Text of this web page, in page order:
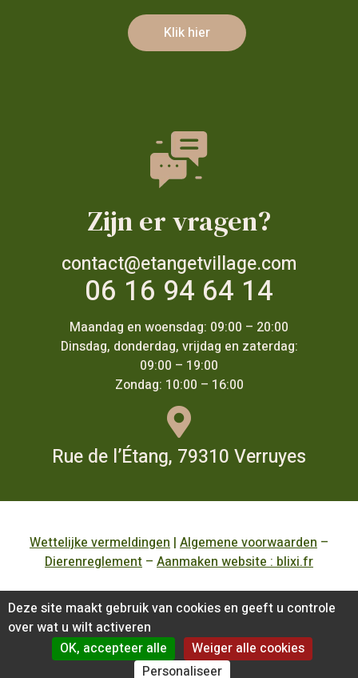
Zijn er vragen?
contact@etangetvillage.com
06 16 94 64 14
Maandag en woensdag: 09:00 – 20:00
Dinsdag, donderdag, vrijdag en zaterdag:
09:00 – 19:00
Zondag: 10:00 – 16:00
Rue de l’Étang, 79310 Verruyes
Klik hier
Wettelijke vermeldingen | Algemene voorwaarden –
Dierenreglement – Aanmaken website : blixi.fr
English(Engels) Français(Frans)
Deutsch(Duits
Nederlands
Deze site maakt gebruik van cookies en geeft u controle
over wat u wilt activeren
OK, accepteer alle
Weiger alle cookies
Personaliseer